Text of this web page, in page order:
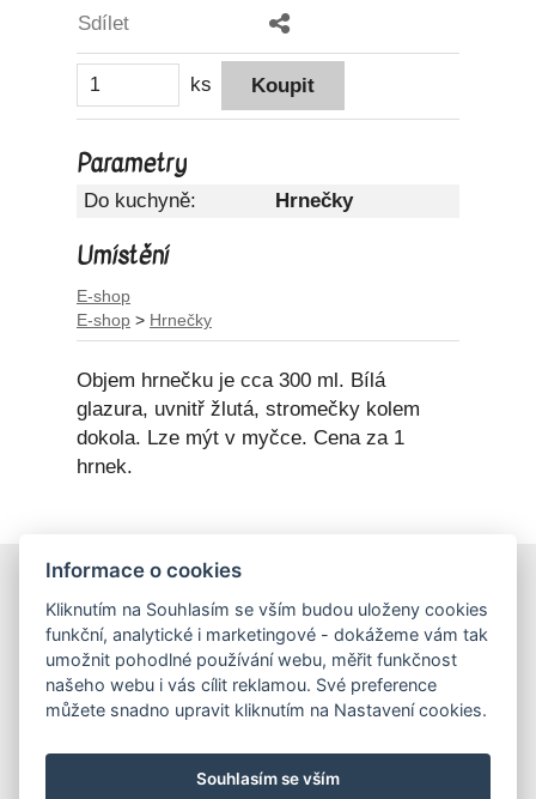
Sdílet
ks
Parametry
Do kuchyně: Hrnečky
Umístění
E-shop
E-shop > Hrnečky
Objem hrnečku je cca 300 ml. Bílá
glazura, uvnitř žlutá, stromečky kolem
dokola. Lze mýt v myčce. Cena za 1
hrnek.
Obchodní podmínky
Podmínky ochrany osobních údajů
Hrnečky
Ateliér Hrnečky
Informace o cookies
Kliknutím na Souhlasím se vším budou uloženy cookies
funkční, analytické i marketingové - dokážeme vám tak
umožnit pohodlné používání webu, měřit funkčnost
našeho webu i vás cílit reklamou. Své preference
můžete snadno upravit kliknutím na Nastavení cookies.
Souhlasím se vším